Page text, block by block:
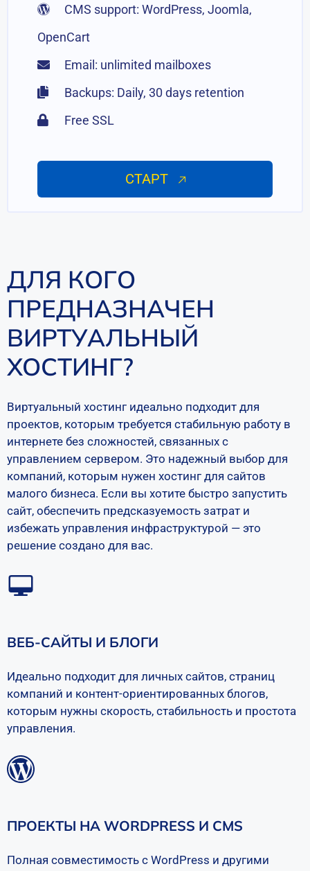
CMS support: WordPress, Joomla,
OpenCart
Email: unlimited mailboxes
Backups: Daily, 30 days retention
Free SSL
СТАРТ
ДЛЯ КОГО
ПРЕДНАЗНАЧЕН
ВИРТУАЛЬНЫЙ
ХОСТИНГ?
Виртуальный хостинг идеально подходит для
проектов, которым требуется стабильную работу в
интернете без сложностей, связанных с
управлением сервером. Это надежный выбор для
компаний, которым нужен хостинг для сайтов
малого бизнеса. Если вы хотите быстро запустить
сайт, обеспечить предсказуемость затрат и
избежать управления инфраструктурой — это
решение создано для вас.
ВЕБ-САЙТЫ И БЛОГИ
Идеально подходит для личных сайтов, страниц
компаний и контент-ориентированных блогов,
которым нужны скорость, стабильность и простота
управления.
ПРОЕКТЫ НА WORDPRESS И CMS
Полная совместимость с WordPress и другими